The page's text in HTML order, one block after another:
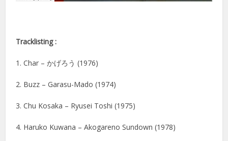
Tracklisting :
1. Char – かげろう (1976)
2. Buzz – Garasu-Mado (1974)
3. Chu Kosaka – Ryusei Toshi (1975)
4. Haruko Kuwana – Akogareno Sundown (1978)